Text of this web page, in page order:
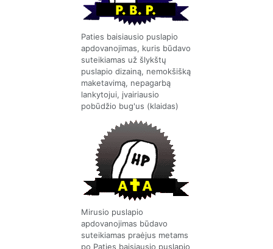
Paties baisiausio puslapio
apdovanojimas, kuris būdavo
suteikiamas už šlykštų
puslapio dizainą, nemokšišką
maketavimą, nepagarbą
lankytojui, įvairiausio
pobūdžio bug'us (klaidas)
Mirusio puslapio
apdovanojimas būdavo
suteikiamas praėjus metams
po Paties baisiausio puslapio